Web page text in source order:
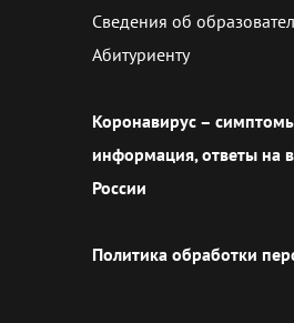
Сведения об
Абитуриенту
Коронавирус –
информация, ответы на
России
Политика обработки